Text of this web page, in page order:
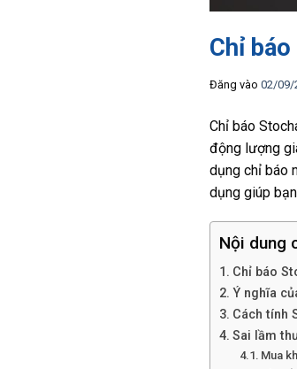
Chỉ
Đăng vào 02/09/
Chỉ báo
động lượng
dụng chỉ báo
dụng giúp
Nội dung
Chỉ báo
Ý nghĩa
Cách tính
Sai lầm
Mua